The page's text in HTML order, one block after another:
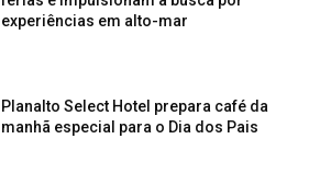
experiências em alto-mar
Planalto Select Hotel prepara café da
manhã especial para o Dia dos Pais